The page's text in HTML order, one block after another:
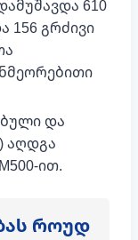
610
156 გრძივი
და
აღდგა
ით.
როუდ